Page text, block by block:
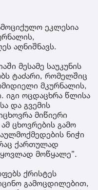
ეკლესია
აღნიშნავს.
მესამე საუკუნის
ტაძარი, რომელშიც
მკურნალის,
იგი ოცდაცხრა წლისა
და გვემის
მიწიერი
ცხოვრების გამო
ნიჭი
ქართულად
მოწყალე”.
ქრისტეს
გამოცდილებით,